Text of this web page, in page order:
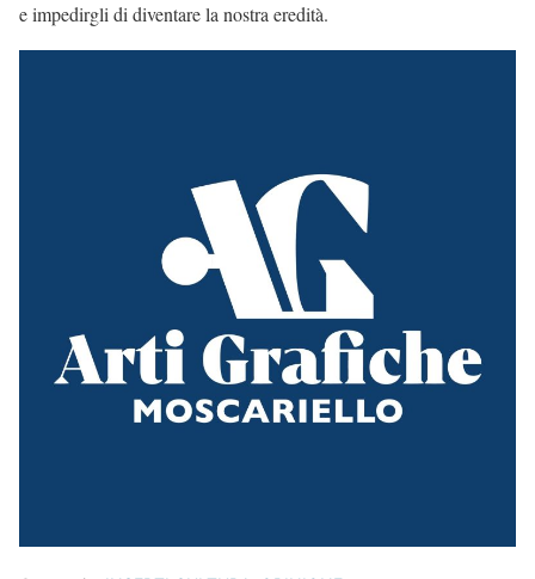
e impedirgli di diventare la nostra eredità.